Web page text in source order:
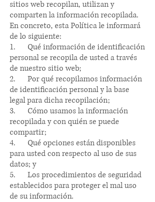
sitios web recopilan, utilizan y
comparten la información recopilada.
En concreto, esta Política le informará
de lo siguiente:
1.
Qué información de identificación
personal se recopila de usted a través
de nuestro sitio web;
2.
Por qué recopilamos información
de identificación personal y la base
legal para dicha recopilación;
3.
Cómo usamos la información
recopilada y con quién se puede
compartir;
4.
Qué opciones están disponibles
para usted con respecto al uso de sus
datos; y
5.
Los procedimientos de seguridad
establecidos para proteger el mal uso
de su información.